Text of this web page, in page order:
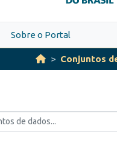
Sobre o Portal
Conjuntos